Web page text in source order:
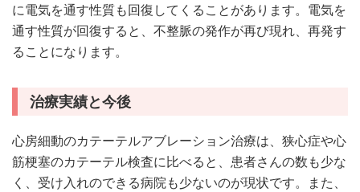
に電気を通す性質も回復してくることがあります。電気を
通す性質が回復すると、不整脈の発作が再び現れ、再発す
ることになります。
治療実績と今後
心房細動のカテーテルアブレーション治療は、狭心症や心
筋梗塞のカテーテル検査に比べると、患者さんの数も少な
く、受け入れのできる病院も少ないのが現状です。また、